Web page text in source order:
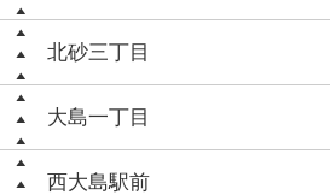
北砂三丁目
大島一丁目
西大島駅前